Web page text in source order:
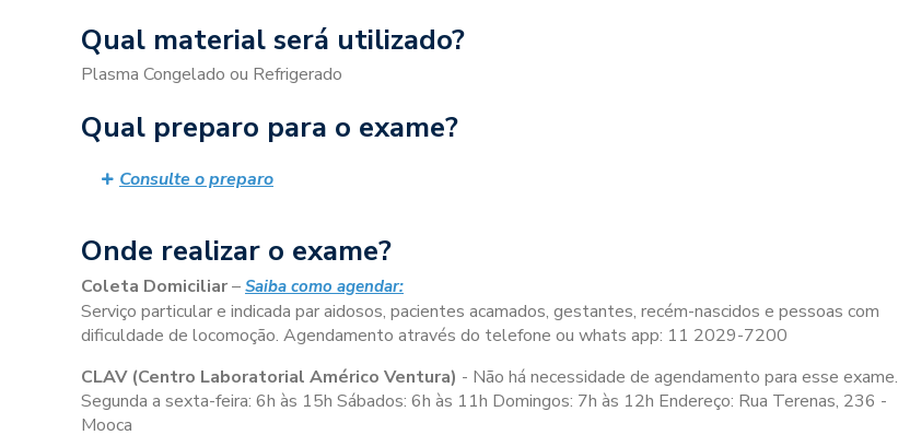
Qual material será utilizado?
Plasma Congelado ou Refrigerado
Qual preparo para o exame?
Consulte o preparo
Onde realizar o exame?
Coleta Domiciliar– Saiba como agendar:
Serviço particular e indicada par aidosos, pacientes acamados, gestantes, recém-nascidos e pessoas com
dificuldade de locomoção. Agendamento através do telefone ou whats app: 11 2029-7200
CLAV (Centro Laboratorial Américo Ventura) - Não há necessidade de agendamento para esse exame.
Segunda a sexta-feira: 6h às 15h Sábados: 6h às 11h Domingos: 7h às 12h Endereço: Rua Terenas, 236 -
Mooca